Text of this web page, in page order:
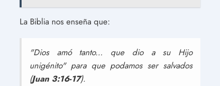
La Biblia nos enseña que:
"Dios amó tanto... que dio a su Hijo
unigénito" para que podamos ser salvados
(Juan 3:16-17).